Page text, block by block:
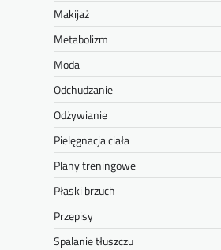
Makijaż
Metabolizm
Moda
Odchudzanie
Odżywianie
Pielęgnacja ciała
Plany treningowe
Płaski brzuch
Przepisy
Spalanie tłuszczu